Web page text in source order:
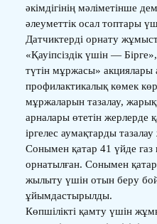
әкімдігінің мәліметінше
әлеуметтік осал топтары
Датчиктерді орнату
«Қауіпсіздік үшін —
түтін мұржасы» акциялары
профилактикалық көмек
мұржаларын тазалау,
арналары өтетін жерлерде
іргелес аумақтарды
Сонымен қатар 41 үйде газ
орнатылған. Сонымен
жылыту үшін отын беру
ұйымдастырылды.
Көпшілікті қамту үшін